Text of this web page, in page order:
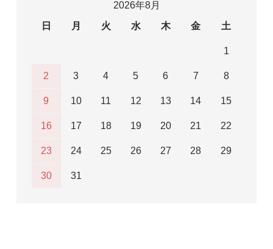
2026年8月
日
月 火 水 木 金 土
1
2 3 4 5 6 7 8
9 10 11 12 13 14 15
16 17 18 19 20 21 22
23 24 25 26 27 28 29
30 31